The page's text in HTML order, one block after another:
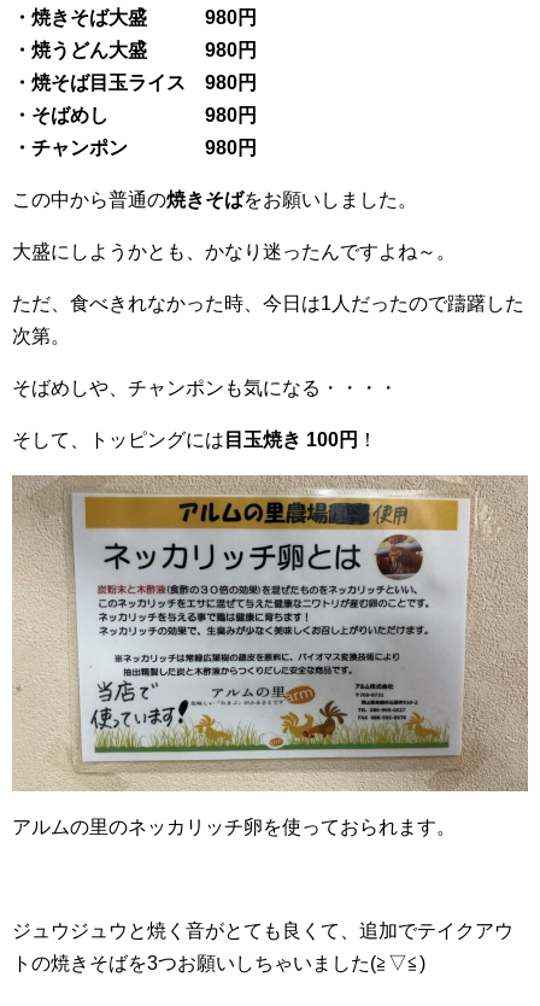
・焼きそば大盛 980円
・焼うどん大盛 980円
・焼そば目玉ライス 980円
・そばめし 980円
・チャンポン 980円
この中から普通の焼きそばをお願いしました。
大盛にしようかとも、かなり迷ったんですよね～。
ただ、食べきれなかった時、今日は1人だったので躊躇した
次第。
そばめしや、チャンポンも気になる・・・・
そして、トッピングには 目玉焼き 100円 ！
アルムの里のネッカリッチ卵を使っておられます。
ジュウジュウと焼く音がとても良くて、追加でテイクアウ
トの焼きそばを3つお願いしちゃいました(≧▽≦)